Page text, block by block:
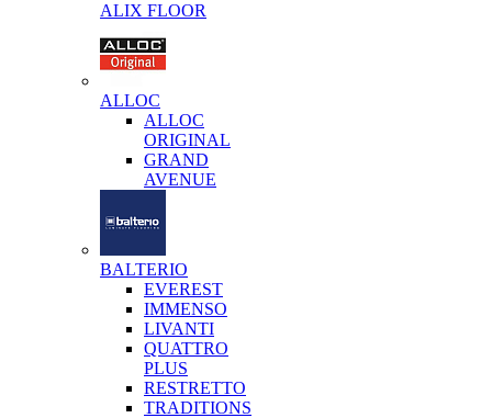
ALIX FLOOR
ALLOC
ALLOC
ORIGINAL
GRAND
AVENUE
BALTERIO
EVEREST
IMMENSO
LIVANTI
QUATTRO
PLUS
RESTRETTO
TRADITIONS